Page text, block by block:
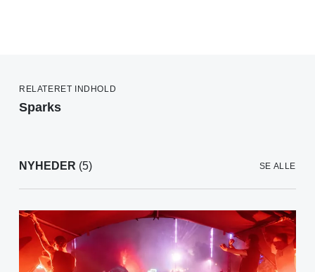
RELATERET INDHOLD
Sparks
NYHEDER (5) SE ALLE